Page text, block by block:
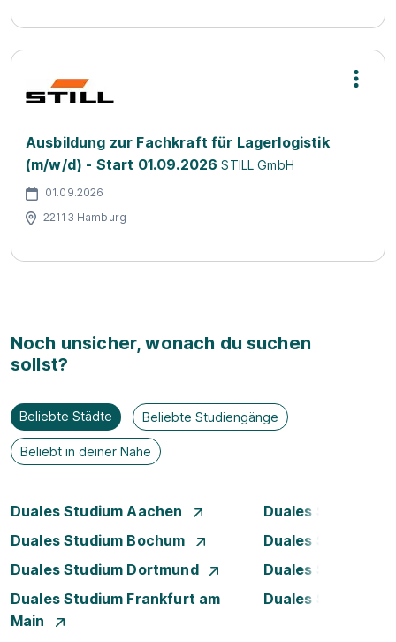
Ausbildung zur Fachkraft für Lagerlogistik
(m/w/d) - Start 01.09.2026 STILL GmbH
01.09.2026
22113 Hamburg
Noch unsicher, wonach du suchen
sollst?
Beliebte Städte Beliebte Studiengänge
Beliebt in deiner Nähe
Duales Studium Aachen
Duales Studium
Duales Studium Bochum
Duales Studium
Duales Studium Dortmund
Duales Studium
Duales Studium Frankfurt am
Main
Duales Studium